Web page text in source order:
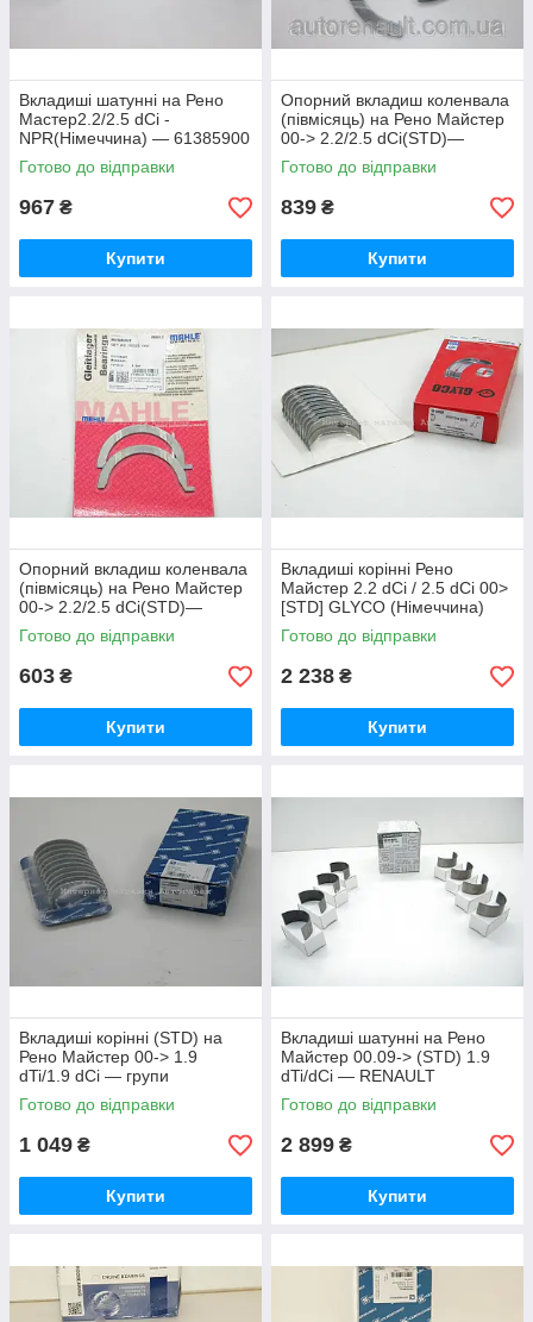
Вкладиші шатунні на Рено
Мастер2.2/2.5 dCi -
NPR(Німеччина) ― 61385900
Готово до відправки
967 ₴
Купити
Опорний вкладиш коленвала
(півмісяць) на Рено Майстер
00-> 2.2/2.5 dCi(STD)—
RENAULT(Оригінал)-
7701474972
Готово до відправки
839 ₴
Купити
Опорний вкладиш коленвала
(півмісяць) на Рено Майстер
00-> 2.2/2.5 dCi(STD)—
MAHLE ORIGINAL
-021AS20325000
Готово до відправки
603 ₴
Купити
Вкладиші корінні Рено
Майстер 2.2 dCi / 2.5 dCi 00>
[STD] GLYCO (Німеччина)
H1013/5STD
Готово до відправки
2 238 ₴
Купити
Вкладиші корінні (STD) на
Рено Майстер 00-> 1.9
dTi/1.9 dCi — групи
kolbenschmidt (Німеччина)
77753600
Готово до відправки
1 049 ₴
Купити
Вкладиші шатунні на Рено
Майстер 00.09-> (STD) 1.9
dTi/dCi — RENAULT
(Оригінал) - 7711130061
Готово до відправки
2 899 ₴
Купити